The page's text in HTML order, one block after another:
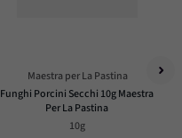
Maestra per La Pastina
Funghi Porcini Secchi 10g Maestra
Per La Pastina
10g